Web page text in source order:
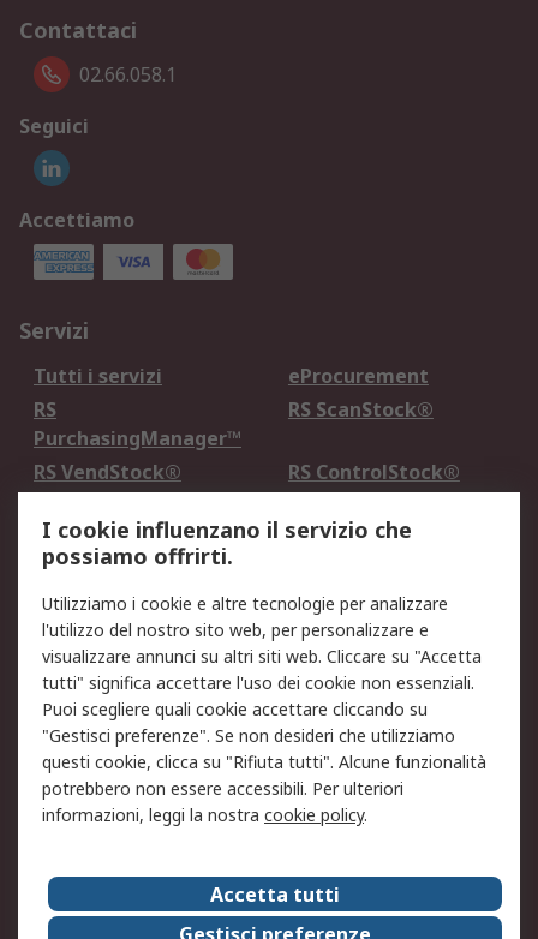
Contattaci
02.66.058.1
Seguici
Accettiamo
Servizi
Tutti i servizi
eProcurement
RS
PurchasingManager™
RS ScanStock®
RS VendStock®
RS ControlStock®
Legale
Informativa Cookie
Informativa Privacy -
Aggiornata
Email Security
Termini d'uso
Condizioni di vendita
Condizioni generali di
servizio
Etica e responsabilità
Chi Siamo
Chi Siamo
Contattaci
Supporto
ESG
I cookie influenzano il servizio che
possiamo offrirti.
Utilizziamo i cookie e altre tecnologie per analizzare
l'utilizzo del nostro sito web, per personalizzare e
visualizzare annunci su altri siti web. Cliccare su "Accetta
tutti" significa accettare l'uso dei cookie non essenziali.
Puoi scegliere quali cookie accettare cliccando su
"Gestisci preferenze". Se non desideri che utilizziamo
questi cookie, clicca su "Rifiuta tutti". Alcune funzionalità
potrebbero non essere accessibili. Per ulteriori
informazioni, leggi la nostra cookie policy.
Accetta tutti